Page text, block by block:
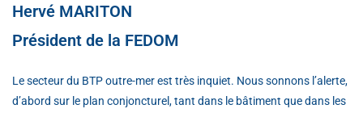
Hervé MARITON
Président de la FEDOM
Le secteur du BTP outre-mer est très inquiet. Nous sonnons l’alerte,
d’abord sur le plan conjoncturel, tant dans le bâtiment que dans les